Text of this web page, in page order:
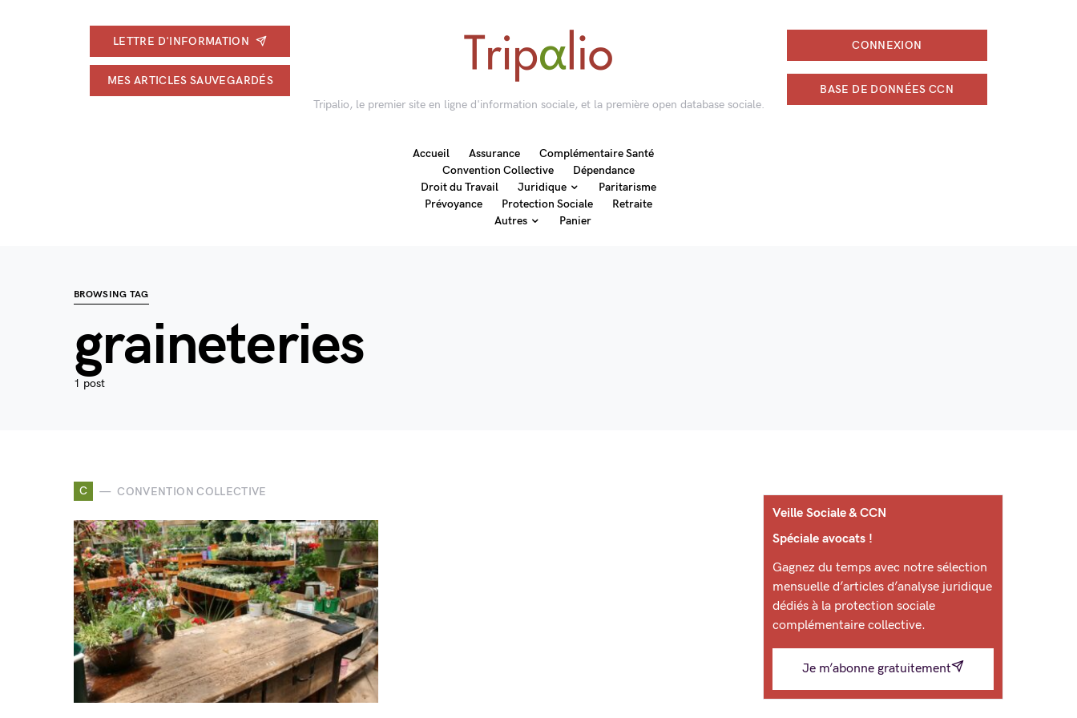
LETTRE D'INFORMATION
MES ARTICLES SAUVEGARDÉS
Tripalio, le premier site en ligne d'information sociale, et la première open database sociale.
CONNEXION
BASE DE DONNÉES CCN
Accueil Assurance
Complémentaire Santé
Convention Collective
Dépendance
Droit du Travail
Juridique
Paritarisme
Prévoyance
Protection Sociale
Retraite
Autres
Panier
BROWSING TAG
graineteries
1 post
C CONVENTION COLLECTIVE
Veille Sociale & CCN
Spéciale avocats !
Gagnez du temps avec notre sélection
mensuelle d’articles d’analyse juridique
dédiés à la protection sociale
complémentaire collective.
Je m’abonne gratuitement